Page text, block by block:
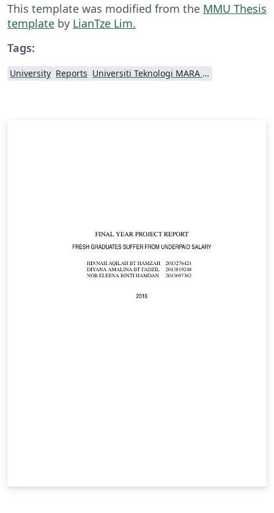
This template was modified from the MMU Thesis
template by LianTze Lim.
Tags:
University Reports Universiti Teknologi MARA (UiTM)